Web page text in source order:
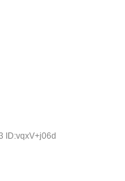
ID:vqxV+j06d